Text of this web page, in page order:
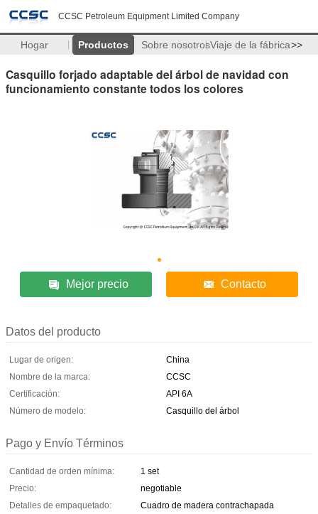
CCSC Petroleum Equipment Limited Company
Hogar Productos Sobre nosotrosViaje de la fábrica>>
Casquillo forjado adaptable del árbol de navidad con
funcionamiento constante todos los colores
Mejor precio Contacto
Datos del producto
Lugar de origen:
China
Nombre de la marca:
CCSC
Certificación:
API 6A
Número de modelo:
Casquillo del árbol
Pago y Envío Términos
Cantidad de orden mínima:
1 set
Precio:
negotiable
Detalles de empaquetado:
Cuadro de madera contrachapada